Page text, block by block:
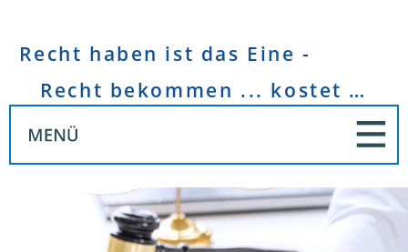
Recht haben ist das Eine -
Recht bekommen ... kostet Geld!